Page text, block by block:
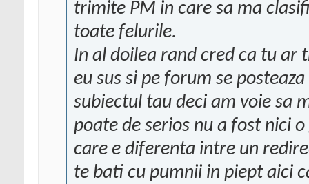
trimite PM in care sa ma
toate felurile.
In al doilea rand cred ca tu ar
eu sus si pe forum se
subiectul tau deci am voie sa
poate de serios nu a fost nici
care e diferenta intre un
te bati cu pumnii in piept aici